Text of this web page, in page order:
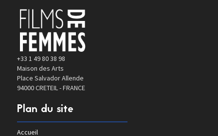
+33 1 49 80 38 98
Maison des Arts
Place Salvador Allende
94000 CRETEIL - FRANCE
Plan du site
Accueil